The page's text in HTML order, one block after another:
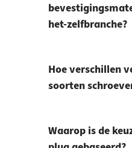
het-zelfbranche?
Hoe verschillen
soorten
Waarop is de